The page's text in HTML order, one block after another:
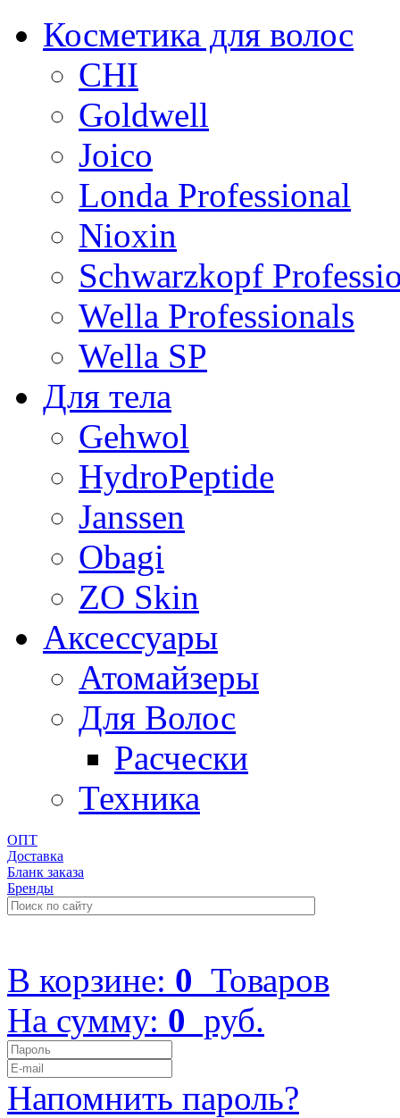
Косметика для волос
CHI
Goldwell
Joico
Londa Professional
Nioxin
Schwarzkopf
Wella Professionals
Wella SP
Для тела
Gehwol
HydroPeptide
Janssen
Obagi
ZO Skin
Aксессуары
Атомайзеры
Для Волос
Расчески
Техника
ОПТ
Доставка
Бланк заказа
Бренды
В корзине: 0 Товаров
На сумму: 0 руб.
Напомнить пароль?